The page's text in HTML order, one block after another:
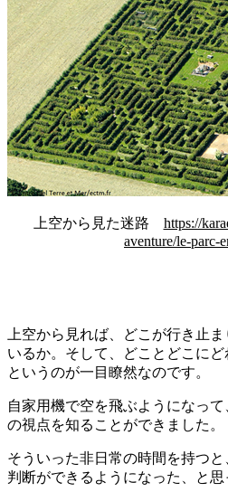
上空から見た迷路 https://
aventure/le-parc-
上空から見れば、どこが行き止
いるか。そして、どことどこにど
というのが一目瞭然なのです。
自家用機で空を飛ぶようになっ
の視点を知ることができました。
そういった非日常の時間を持つ
判断ができるようになった、と思